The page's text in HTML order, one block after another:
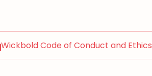
Wickbold Code of Conduct and Ethics